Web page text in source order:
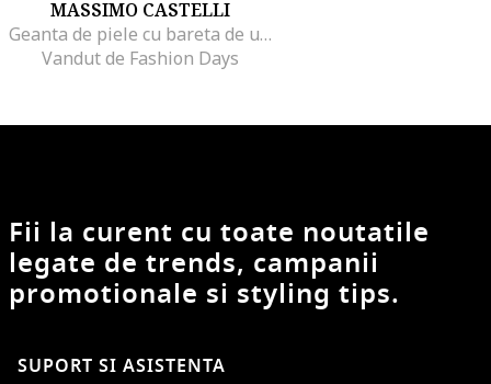
MASSIMO CASTELLI
Geanta de piele cu bareta de umar si aspect de piele de crocodil, Portocaliu inchis
Vandut de Fashion Days
Fii la curent cu toate noutatile
legate de trends, campanii
promotionale si styling tips.
SUPORT SI ASISTENTA